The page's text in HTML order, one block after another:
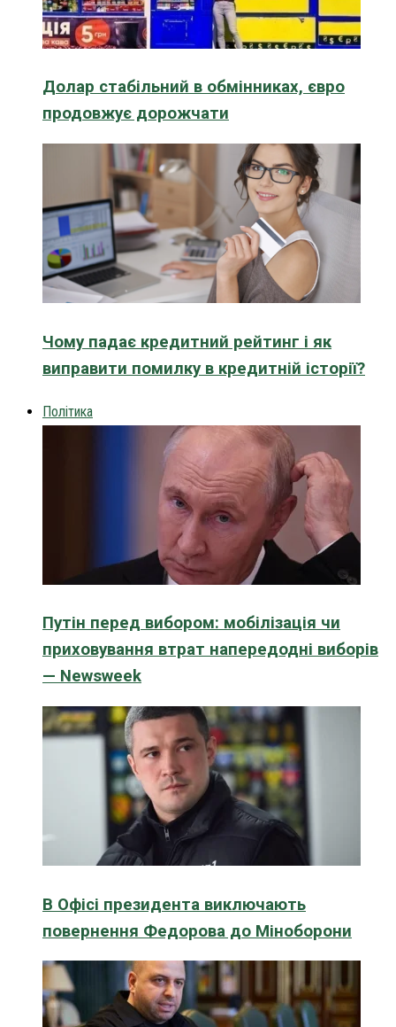
Долар стабільний в обмінниках, євро
продовжує дорожчати
Чому падає кредитний рейтинг і як
виправити помилку в кредитній історії?
Політика
Путін перед вибором: мобілізація чи
приховування втрат напередодні виборів
— Newsweek
В Офісі президента виключають
повернення Федорова до Міноборони